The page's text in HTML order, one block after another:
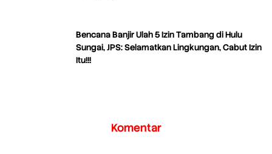
Bencana Banjir Ulah 5 Izin Tambang di Hulu
Sungai, JPS: Selamatkan Lingkungan, Cabut Izin
Itu!!!
Komentar